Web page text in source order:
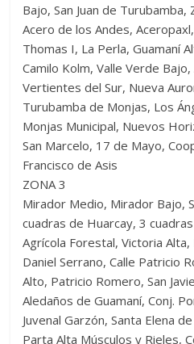
Bajo, San Juan de
Acero de los Andes,
Thomas I, La Perla, Guamaní
Camilo Kolm, Valle Verde
Vertientes del Sur, Nueva
Turubamba de Monjas, Los
Monjas Municipal, Nuevos
San Marcelo, 17 de Mayo,
Francisco de Asis
ZONA 3
Mirador Medio, Mirador Bajo,
cuadras de Huarcay, 3
Agrícola Forestal, Victoria
Daniel Serrano, Calle Patricio
Alto, Patricio Romero, San
Aledaños de Guamaní, Conj.
Juvenal Garzón, Santa Elena
Parta Alta Músculos y Rieles,